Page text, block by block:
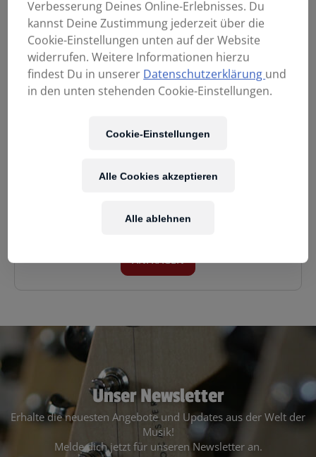
SIOP HI SD6 Passion
SIOP M SD2 Classic
Maple
Unser Team hilft gerne bei der Suche nach dem
ANFRAGEN
Unser Newsletter
Erhalte die neuesten Angebote und Updates aus der Welt der
Musik!
Melde dich jetzt für unseren Newsletter an.
Verbesserung Deines Online-Erlebnisses. Du
kannst Deine Zustimmung jederzeit über die
Cookie-Einstellungen unten auf der Website
widerrufen. Weitere Informationen hierzu
findest Du in unserer Datenschutzerklärung und
in den unten stehenden Cookie-Einstellungen.
Cookie-Einstellungen
Alle ablehnen
Alle Cookies akzeptieren